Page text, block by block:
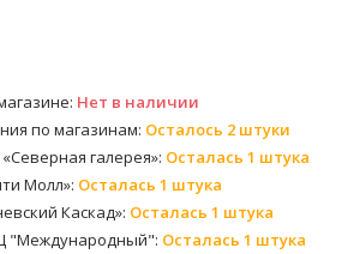
Нет в наличии
по магазинам: Осталось 2 штуки
галерея»: Осталась 1 штука
Молл»: Осталась 1 штука
Каскад»: Осталась 1 штука
"Международный": Осталась 1 штука